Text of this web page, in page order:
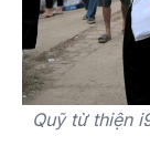
Quỹ từ thiện